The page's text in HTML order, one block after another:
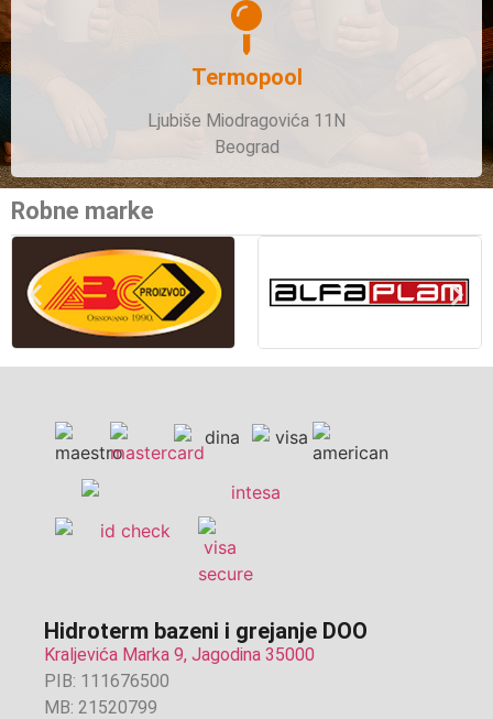
Termopool
Ljubiše Miodragovića 11N
Beograd
Robne marke
Hidroterm bazeni i grejanje DOO
Kraljevića Marka 9, Jagodina 35000
PIB: 111676500
MB: 21520799